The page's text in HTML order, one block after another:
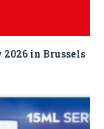
in Brussels